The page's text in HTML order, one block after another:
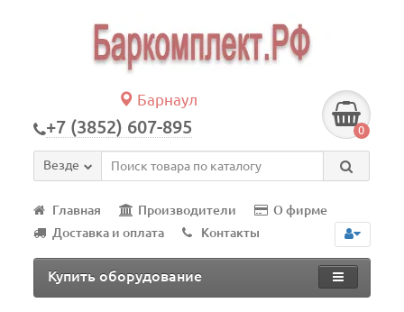
Барнаул
+7 (3852) 607-895 0
Везде
Главная Производители
О фирме
Доставка и оплата
Контакты
Купить оборудование